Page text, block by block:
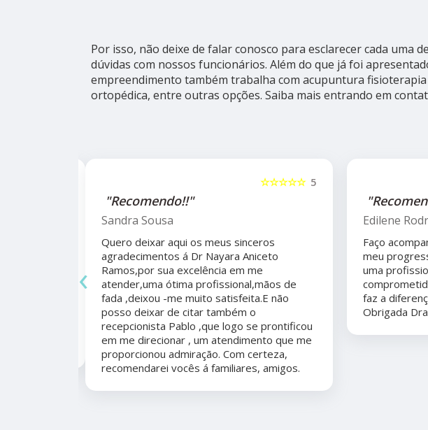
Por isso, não deixe de falar conosco para esclarecer cada uma
dúvidas com nossos funcionários. Além do que já foi
empreendimento também trabalha com acupuntura fisioterapia
ortopédica, entre outras opções. Saiba mais entrando em
5
☆☆☆☆☆
"Recomendo!!"
Sandra Sousa
Quero deixar aqui os meus sinceros
agradecimentos á Dr Nayara Aniceto
Ramos,por sua excelência em me
atender,uma ótima profissional,mãos de
fada ,deixou -me muito satisfeita.E não
posso deixar de citar também o
recepcionista Pablo ,que logo se prontificou
em me direcionar , um atendimento que me
proporcionou admiração. Com certeza,
recomendarei vocês á familiares, amigos.
Edilene
Faço
meu
uma
faz a
Obrigada
‹